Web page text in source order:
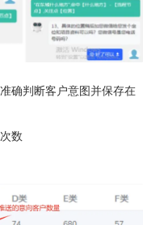
确判断客户意图并保存在
数